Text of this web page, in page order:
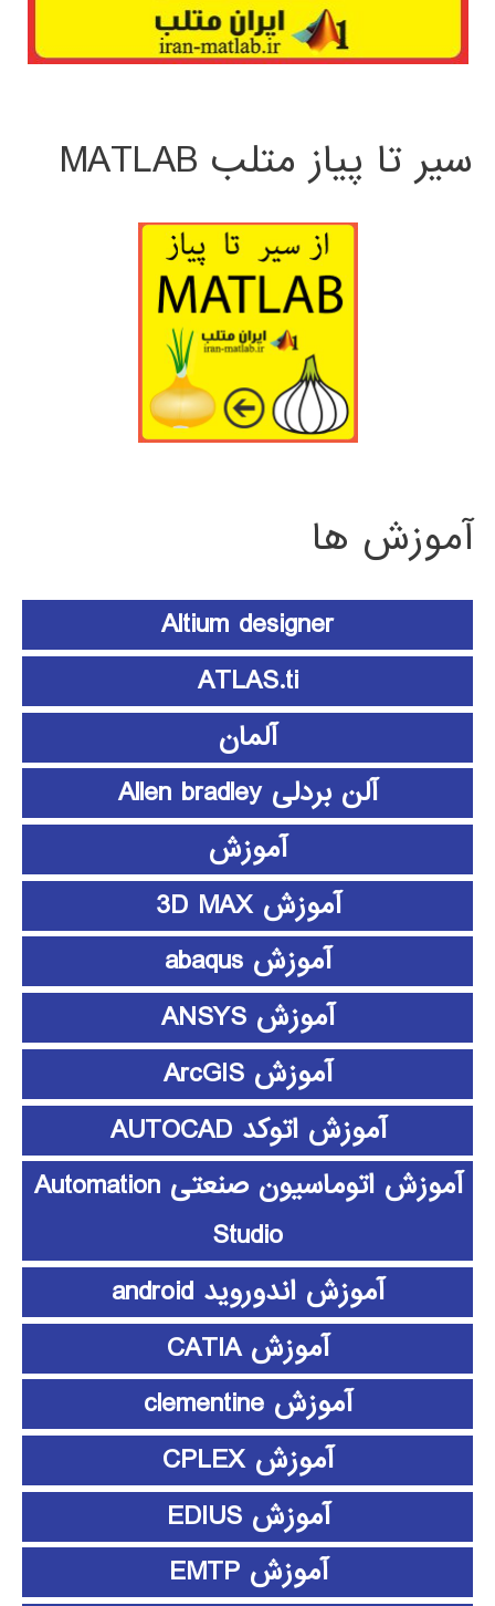
سیر تا پیاز متلب MATLAB
آموزش ها
Altium designer
ATLAS.ti
آلمان
آلن بردلی Allen bradley
آموزش
آموزش 3D MAX
آموزش abaqus
آموزش ANSYS
آموزش ArcGIS
آموزش اتوکد AUTOCAD
آموزش اتوماسیون صنعتی Automation
Studio
آموزش اندوروید android
آموزش CATIA
آموزش clementine
آموزش CPLEX
آموزش EDIUS
آموزش EMTP